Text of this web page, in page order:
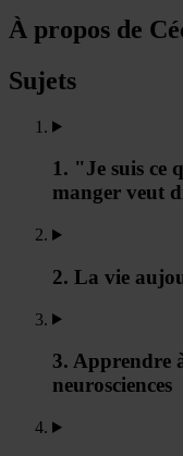
À propos de
Sujets
1. "Je suis ce
manger veut
2. La vie
3. Apprendre
neurosciences